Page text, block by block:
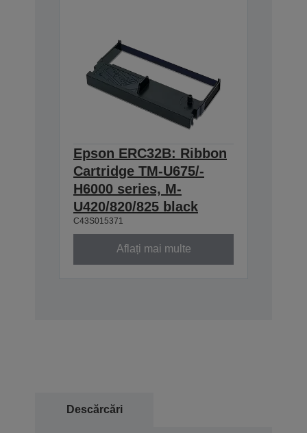
Epson ERC32B: Ribbon
Cartridge TM-U675/-
H6000 series, M-
U420/820/825 black
C43S015371
Aflați mai multe
Descărcări